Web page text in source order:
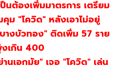
นต้องเพิ่มมาตรการ เตรียม
ม "โควิด" หลังเอาไม่อยู่
างบัวทอง" ติดเพิ่ม 57 ราย
เกิน 400
เอกมัย" เจอ "โควิด" เล่น